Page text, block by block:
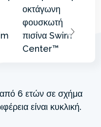
από 6 ετών σε σχήμα
είναι κυκλική.